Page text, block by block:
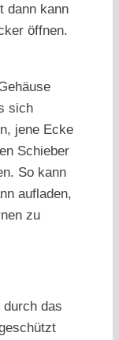
dann kann
öffnen.
sich
jene Ecke
Schieber
So kann
aufladen,
zu
das